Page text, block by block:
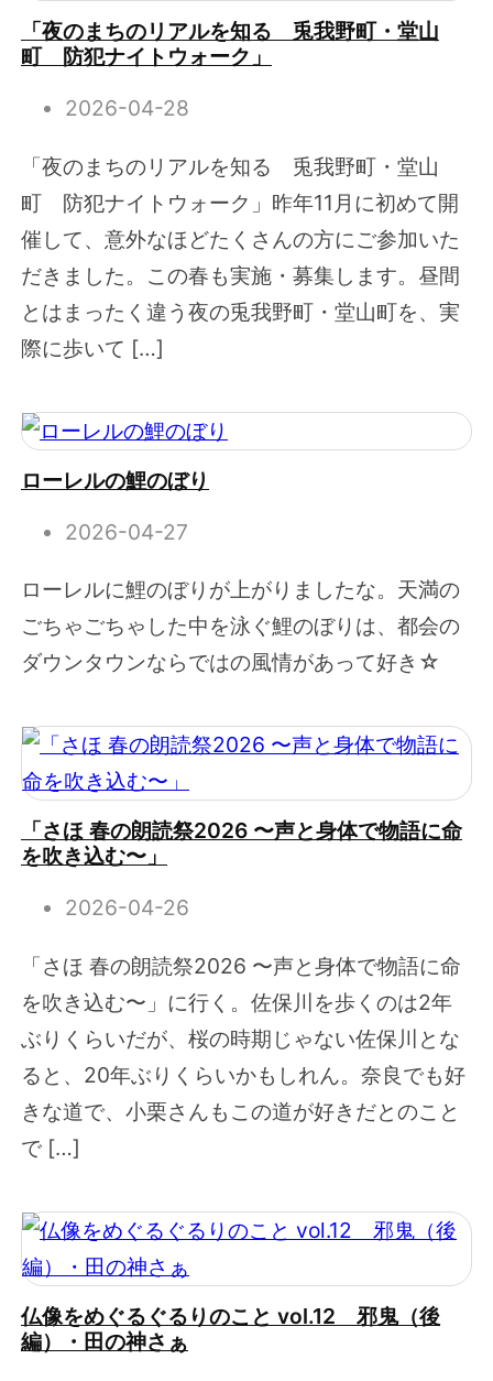
「夜のまちのリアルを知る 兎我野町・堂山
町 防犯ナイトウォーク」
2026-04-28
「夜のまちのリアルを知る 兎我野町・堂山
町 防犯ナイトウォーク」昨年11月に初めて開
催して、意外なほどたくさんの方にご参加いた
だきました。この春も実施・募集します。昼間
とはまったく違う夜の兎我野町・堂山町を、実
際に歩いて […]
ローレルの鯉のぼり
2026-04-27
ローレルに鯉のぼりが上がりましたな。天満の
ごちゃごちゃした中を泳ぐ鯉のぼりは、都会の
ダウンタウンならではの風情があって好き☆
「さほ 春の朗読祭2026 〜声と身体で物語に命
を吹き込む〜」
2026-04-26
「さほ 春の朗読祭2026 〜声と身体で物語に命
を吹き込む〜」に行く。佐保川を歩くのは2年
ぶりくらいだが、桜の時期じゃない佐保川とな
ると、20年ぶりくらいかもしれん。奈良でも好
きな道で、小栗さんもこの道が好きだとのこと
で […]
仏像をめぐるぐるりのこと vol.12 邪鬼（後
編）・田の神さぁ